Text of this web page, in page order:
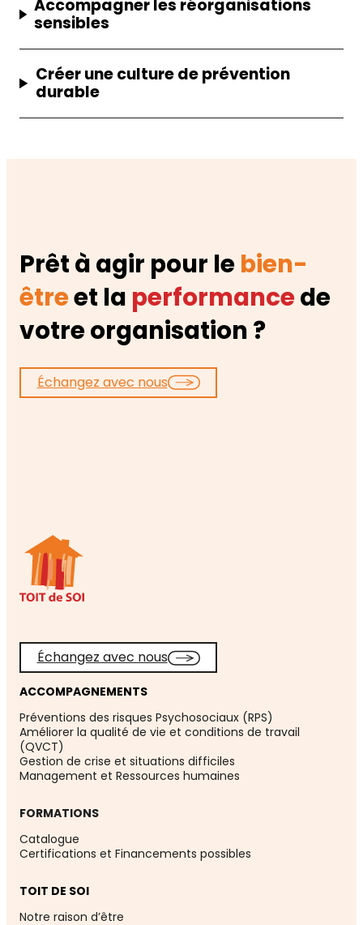
Accompagner les réorganisations
sensibles
Créer une culture de prévention
durable
Prêt à agir pour lebien-
êtreet la performancede
votre organisation ?
Échangez avec nous
Échangez avec nous
ACCOMPAGNEMENTS
Préventions des risques Psychosociaux (RPS)
Améliorer la qualité de vie et conditions de travail
(QVCT)
Gestion de crise et situations difficiles
Management et Ressources humaines
FORMATIONS
Catalogue
Certifications et Financements possibles
TOIT DE SOI
Notre raison d’être